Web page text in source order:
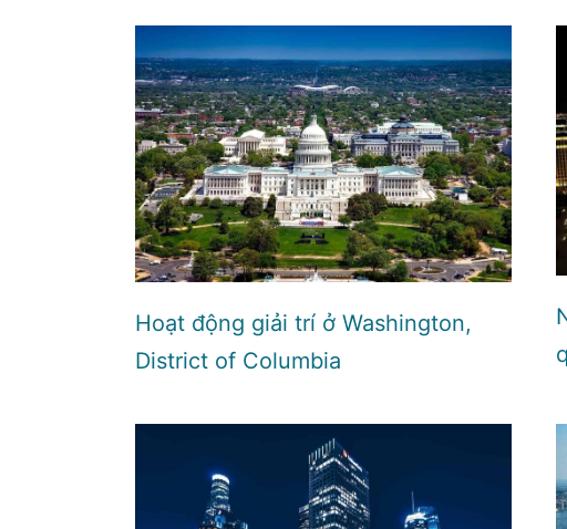
Hoạt động giải trí ở Washington,
District of Columbia